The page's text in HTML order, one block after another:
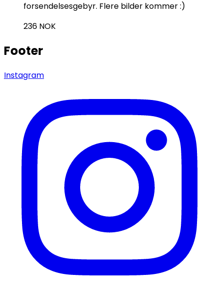
forsendelsesgebyr. Flere bilder kommer :)
236 NOK
Footer
Instagram